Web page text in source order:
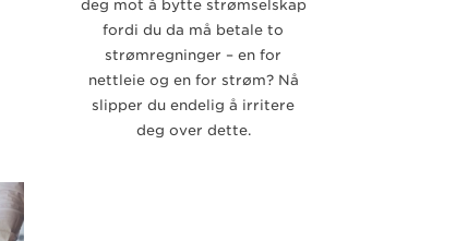
deg mot å bytte strømselskap
fordi du da må betale to
strømregninger – en for
nettleie og en for strøm? Nå
slipper du endelig å irritere
deg over dette.